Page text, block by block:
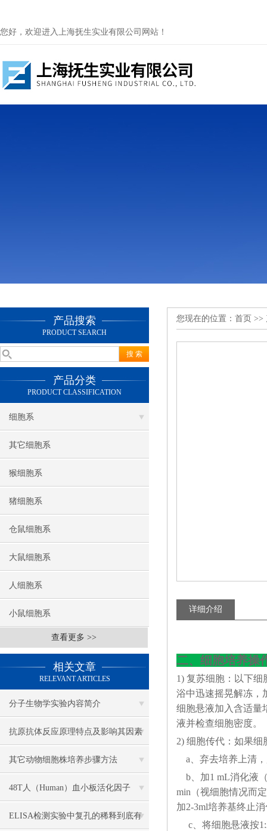
您好，欢迎进入上海抚生实业有限公司网站！
产品搜索
PRODUCT SEARCH
产品分类
PRODUCT CLASSIFICATION
细胞系
其它细胞系
猴细胞系
猪细胞系
仓鼠细胞系
大鼠细胞系
人细胞系
小鼠细胞系
查看更多 >>
相关文章
RELEVANT ARTICLES
​分子生物学实验内容简介
抗原抗体反应原理特点及影响其因素
盘点
其它动物细胞株培养步骤方法
48T人（Human）血小板活化因子
（PAF） ELISA 检测试剂盒说明书
ELISA检测实验中复孔的稀释到底有
您现在的位置： 首页 >>
详细介绍
二、细胞培养操
1) 复苏细胞：以下
浴中迅速摇晃解冻，
细胞悬液加入含适量
液并检查细胞密度。
2) 细胞传代：如果细
a、弃去培养上清
b、加1 mL消化液
min（视细胞情况而
加2-3ml培养基终止
c、将细胞悬液按